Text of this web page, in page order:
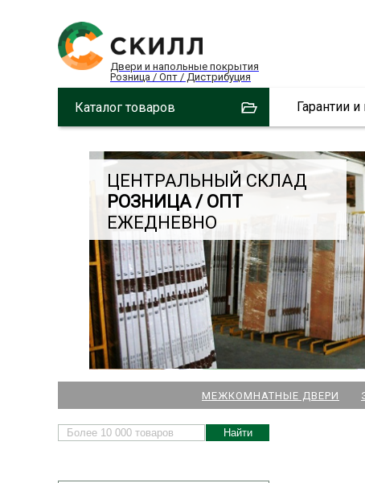
Двери и напольные покрытия
Розница / Опт / Дистрибуция
Каталог товаров Гарантии
ЦЕНТРАЛЬНЫЙ СКЛАД
РОЗНИЦА / ОПТ
ЕЖЕДНЕВНО
НАШИ МАГАЗИНЫ
ДВЕРЕЙ И ПАРКЕТА
МЕЖКОМНАТНЫЕ ДВЕРИ